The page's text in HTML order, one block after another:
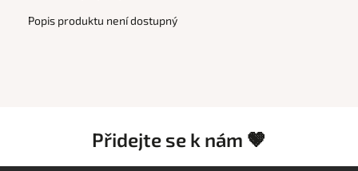
Popis produktu není dostupný
Přidejte se k nám 🤎